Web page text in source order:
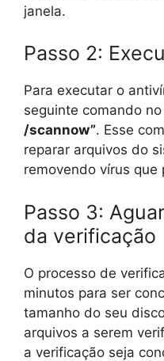
janela.
Passo 2:
Para executar o
seguinte comando
/scannow”. Esse
reparar arquivos do
removendo vírus que
Passo 3:
da verificação
O processo de
minutos para ser
tamanho do seu
arquivos a serem
a verificação seja